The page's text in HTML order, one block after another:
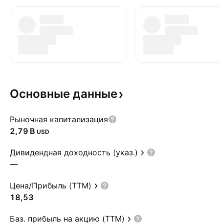
Основные данные
Рыночная капитализация
‪2,79 B‬ USD
Дивидендная доходность (указ.)
—
Цена/Прибыль (TTM)
18,53
Баз. прибыль на акцию (TTM)